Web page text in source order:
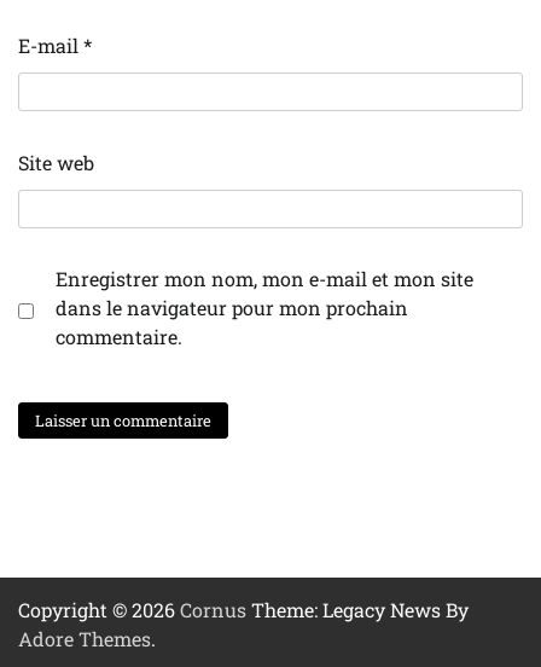
E-mail *
Site web
Enregistrer mon nom, mon e-mail et mon site
dans le navigateur pour mon prochain
commentaire.
Copyright © 2026CornusTheme: Legacy News By
Adore Themes.